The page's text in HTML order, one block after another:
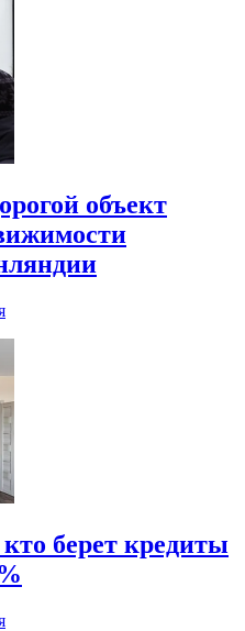
объект
берет кредиты